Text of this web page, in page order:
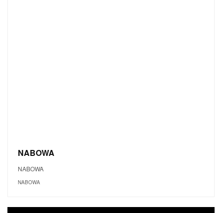
NABOWA
NABOWA
NABOWA